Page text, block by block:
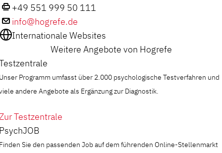
+49 551 999 50 111
info@hogrefe.de
Internationale Websites
Weitere Angebote von Hogrefe
Programm umfasst über 2.000 psychologische Testverfahren und
andere Angebote als Ergänzung zur Diagnostik.
Testzentrale
Sie den passenden Job auf dem führenden Online-Stellenmarkt